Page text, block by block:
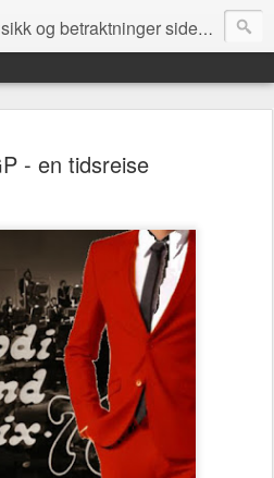
og betraktninger siden 2008
- en tidsreise